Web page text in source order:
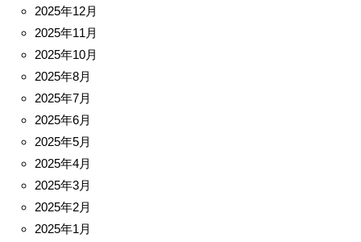
2025年12月
2025年11月
2025年10月
2025年8月
2025年7月
2025年6月
2025年5月
2025年4月
2025年3月
2025年2月
2025年1月